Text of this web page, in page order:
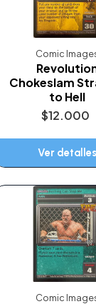
Comic
Chokeslam
to Hell
$12.000
Ver detalles
Comic